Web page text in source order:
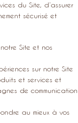
du Site, d’assurer
sécurisé et
Site et nos
sur notre Site
et services et
de communication
au mieux à vos